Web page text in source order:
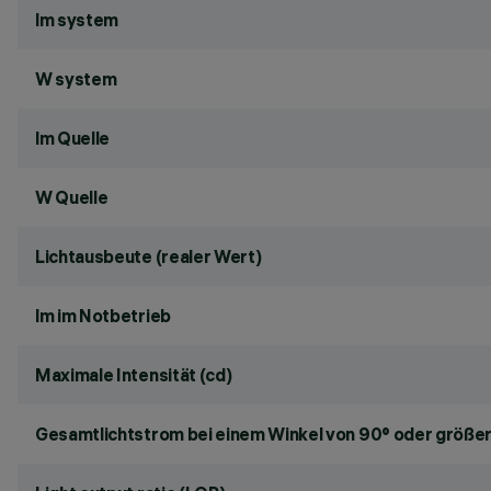
lm system
W system
lm Quelle
W Quelle
Lichtausbeute (realer Wert)
lm im Notbetrieb
Maximale Intensität (cd)
Gesamtlichtstrom bei einem Winkel von 90° oder